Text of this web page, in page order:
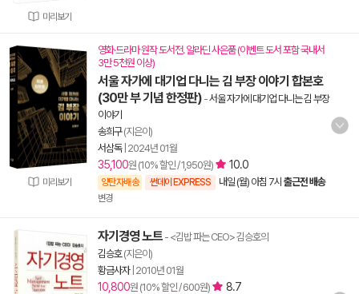
미리보기
미리보기
영화·드라마 원작 도서전. 알라딘 사은품 (이벤트 도서 포함 국내서
3만 5천원 이상)
서울 자가에 대기업 다니는 김 부장 이야기 합본호
(30만 부 기념 한정판) -서울 자가에 대기업 다니는 김 부장
이야기
송희구(지은이)
서삼독| 2024년 01월
35,100원 (10% 할인 / 1,950원) 10.0
양탄자배송 썬데이 EXPRESS 내일 (월) 아침 7시 출근전 배송
변경
자기경영 노트 - <김밥 파는 CEO> 김승호의
김승호(지은이)
황금사자| 2010년 01월
10,800원 (10% 할인 / 600원) 8.7